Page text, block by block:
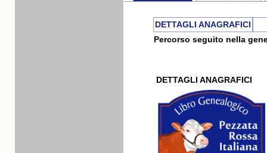
DETTAGLI ANAGRAFICI
Percorso seguito nella
DETTAGLI ANAGRAFICI